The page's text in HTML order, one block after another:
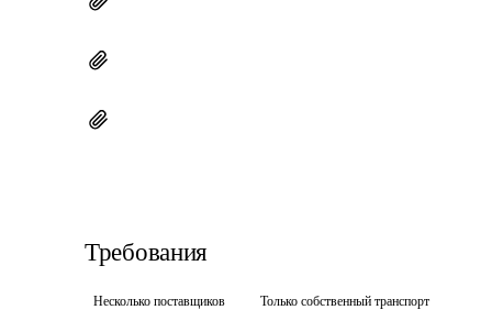
Требования
Несколько поставщиков Только собственный транспорт